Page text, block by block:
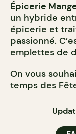
Épicerie
un hybride
épicerie et
passionné.
emplettes de
On vous
temps des